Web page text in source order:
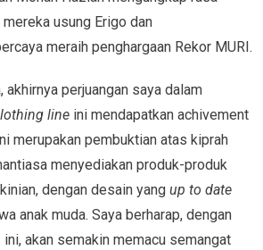
usung Erigo dan
meraih penghargaan Rekor MURI.
akhirnya perjuangan saya dalam
lineini mendapatkan achivement
merupakan pembuktian atas kiprah
menyediakan produk-produk
dengan desain yang up to date
anak muda. Saya berharap, dengan
akan semakin memacu semangat